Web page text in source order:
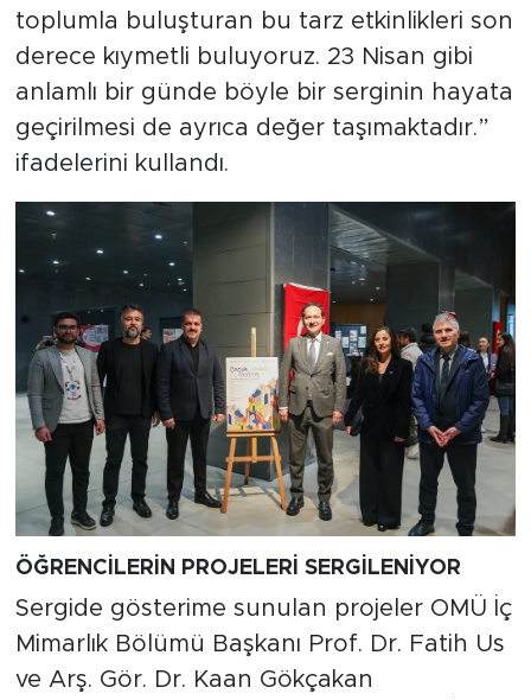
toplumla buluşturan bu tarz etkinlikleri son
derece kıymetli buluyoruz. 23 Nisan gibi
anlamlı bir günde böyle bir serginin hayata
geçirilmesi de ayrıca değer taşımaktadır.”
ifadelerini kullandı.
ÖĞRENCİLERİN PROJELERİ SERGİLENİYOR
Sergide gösterime sunulan projeler OMÜ İç
Mimarlık Bölümü Başkanı Prof. Dr. Fatih Us
ve Arş. Gör. Dr. Kaan Gökçakan